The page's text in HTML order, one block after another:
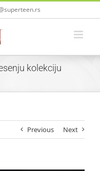
kolekciju
Previous Next